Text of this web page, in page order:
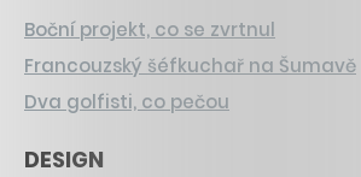
Boční projekt, co se zvrtnul
Francouzský šéfkuchař na Šumavě
Dva golfisti, co pečou
DESIGN